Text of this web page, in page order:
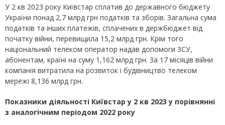
У 2 кв 2023 року Київстар сплатив до державного бюджету
України понад 2,7 млрд грн податків та зборів. Загальна сума
податків та інших платежів, сплачених в держбюджет від
початку війни, перевищила 15,2 млрд грн. Крім того
національний телеком оператор надав допомоги ЗСУ,
абонентам, країні на суму 1,162 млрд грн. За 17 місяців війни
компанія витратила на розвиток і будівництво телеком
мережі 8,136 млрд грн.
Показники діяльності Київстар у 2 кв 2023 у порівнянні
з аналогічним періодом 2022 року